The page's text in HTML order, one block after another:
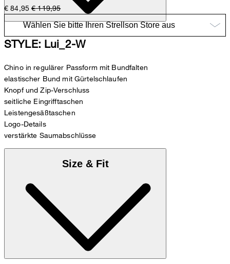
€ 84,95 € 119,95
STYLE: Lui_2-W
Chino in regulärer Passform mit Bundfalten
elastischer Bund mit Gürtelschlaufen
Knopf und Zip-Verschluss
seitliche Eingrifftaschen
Leistengesäßtaschen
Logo-Details
verstärkte Saumabschlüsse
Size & Fit